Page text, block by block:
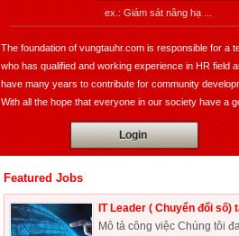
ex.: Giám sát nâng hạ ...
The foundation of vungtauhr.com is responsible for a
who has qualified and working experience in HR field
have many years to contribute for community
With all the hope that everyone in our society have a
image of leader, founder, a expert in HR department
bring comfortable choice for all of companies not only in
domestic but also expand overseas.
Login
Featured Jobs
IT Leader ( Chuyển đổi số)
Mô tả công việc Chúng tôi